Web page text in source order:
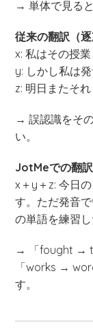
→ 単体で見る
従来の翻訳（逐
x: 私はその授
y: しかし私は
z: 明日またそ
→ 誤認識をそ
い。
JotMeでの翻訳
x＋y＋z: 今日
す。ただ発音
の単語を練習し
→ 「fought →
「works →
す。